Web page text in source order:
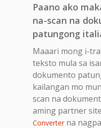
Paano ako
na-scan na
patungong
Maaari mong i-
teksto mula sa
dokumento
kailangan mo
scan na
aming partner
Converterna